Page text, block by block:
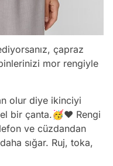
çapraz
mor rengiyle
olur diye ikinciyi
bir çanta.🥳❤ Rengi
ve cüzdandan
sığar. Ruj, toka,